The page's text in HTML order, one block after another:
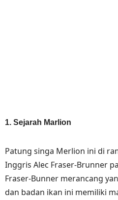
1. Sejarah Marlion
Patung singa Merlion ini di
Inggris Alec Fraser-Brunner
Fraser-Bunner merancang
dan badan ikan ini memiliki